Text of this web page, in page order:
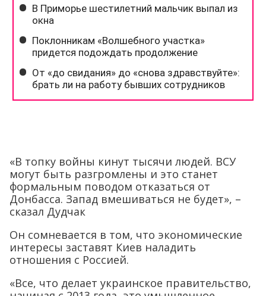
«В топку войны кинут тысячи людей. ВСУ
могут быть разгромлены и это станет
формальным поводом отказаться от
Донбасса. Запад вмешиваться не будет», –
сказал Дудчак
Он сомневается в том, что экономические
интересы заставят Киев наладить
отношения с Россией.
«Все, что делает украинское правительство,